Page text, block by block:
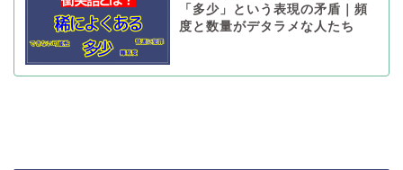
「多少」という表現の矛盾｜頻
度と数量がデタラメな人たち